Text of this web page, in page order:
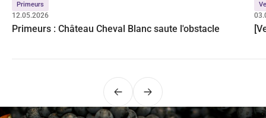
Primeurs
12.05.2026
Primeurs : Château Cheval Blanc saute l'obstacle
PrécédentSuivant